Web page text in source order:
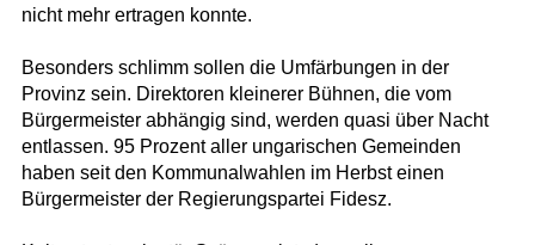
nicht mehr ertragen konnte.
Besonders schlimm sollen die Umfärbungen in der
Provinz sein. Direktoren kleinerer Bühnen, die vom
Bürgermeister abhängig sind, werden quasi über Nacht
entlassen. 95 Prozent aller ungarischen Gemeinden
haben seit den Kommunalwahlen im Herbst einen
Bürgermeister der Regierungspartei Fidesz.